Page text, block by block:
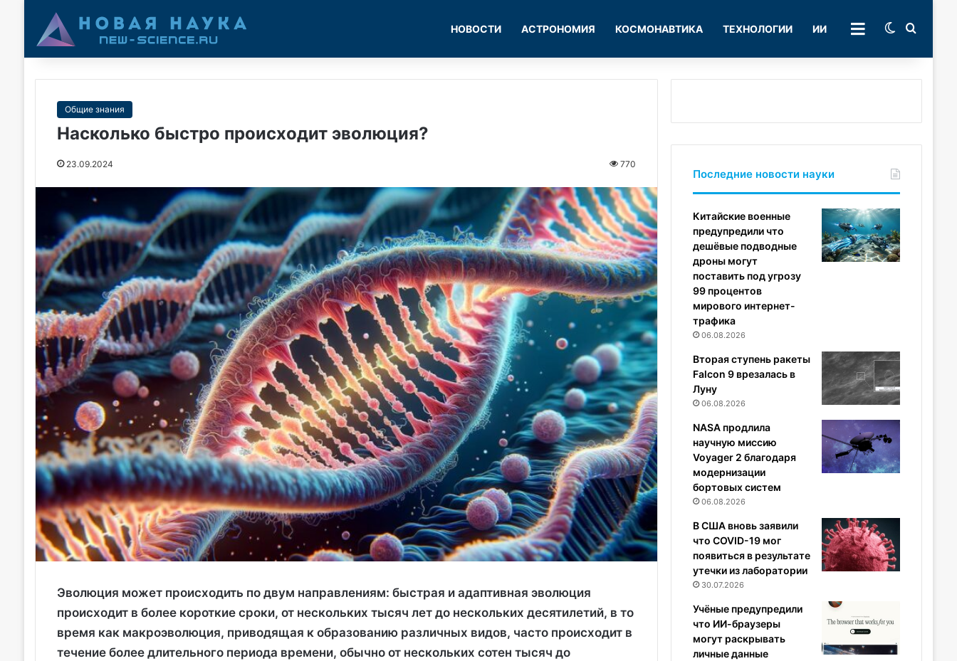
НОВОСТИ АСТРОНОМИЯ КОСМОНАВТИКА ТЕХНОЛОГИИ ИИ РУБРИКИSwitch skin
Общие знания
Насколько быстро происходит эволюция?
23.09.2024 770
Эволюция может происходить по двум направлениям: быстрая и адаптивная эволюция
происходит в более короткие сроки, от нескольких тысяч лет до нескольких десятилетий, в то
время как макроэволюция, приводящая к образованию различных видов, часто происходит в
течение более длительного периода времени, обычно от нескольких сотен тысяч до
Последние новости науки
Китайские военные
предупредили что
дешёвые подводные
дроны могут
поставить под угрозу
99 процентов
мирового интернет-
трафика
06.08.2026
Вторая ступень ракеты
Falcon 9 врезалась в
Луну
06.08.2026
NASA продлила
научную миссию
Voyager 2 благодаря
модернизации
бортовых систем
06.08.2026
В США вновь заявили
что COVID-19 мог
появиться в результате
утечки из лаборатории
30.07.2026
Учёные предупредили
что ИИ-браузеры
могут раскрывать
личные данные